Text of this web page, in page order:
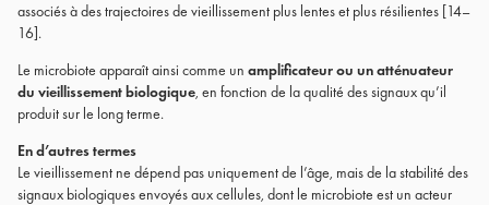
associés à des trajectoires de vieillissement plus lentes et plus résilientes [14–
16].
Le microbiote apparaît ainsi comme un amplificateur ou un atténuateur
du vieillissement biologique, en fonction de la qualité des signaux qu’il
produit sur le long terme.
En d’autres termes
Le vieillissement ne dépend pas uniquement de l’âge, mais de la stabilité des
signaux biologiques envoyés aux cellules, dont le microbiote est un acteur